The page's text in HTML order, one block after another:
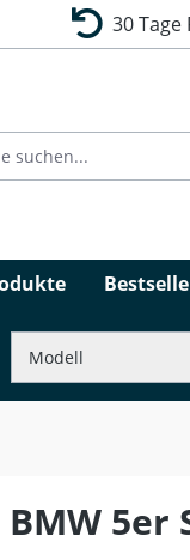
30 Tage
5er